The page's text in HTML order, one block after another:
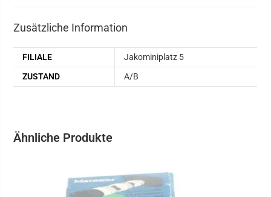
Zusätzliche Information
FILIALE
Jakominiplatz 5
ZUSTAND
A/B
Ähnliche Produkte